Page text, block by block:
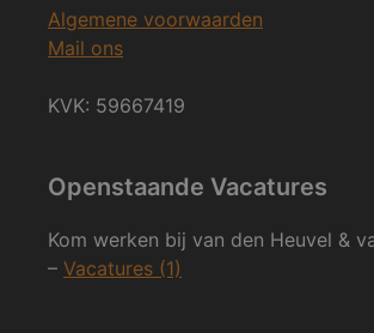
Algemene voorwaarden
Mail ons
KVK: 59667419
Openstaande Vacatures
Kom werken bij van den Heuvel &
– Vacatures (1)